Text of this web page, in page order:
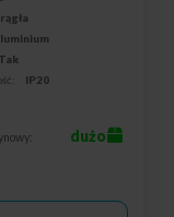
Tak
IP20
dużo